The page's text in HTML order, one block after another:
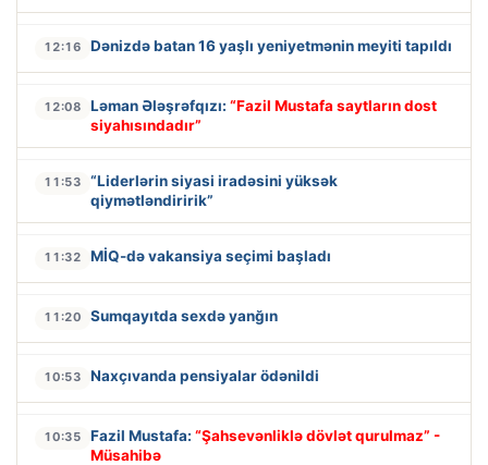
12:16 Dənizdə batan 16 yaşlı yeniyetmənin meyiti tapıldı
12:08 Ləman Ələşrəfqızı: “Fazil Mustafa saytların dost
siyahısındadır”
11:53
“Liderlərin siyasi iradəsini yüksək
qiymətləndiririk”
11:32 MİQ-də vakansiya seçimi başladı
11:20 Sumqayıtda sexdə yanğın
10:53 Naxçıvanda pensiyalar ödənildi
10:35 Fazil Mustafa: “Şahsevənliklə dövlət qurulmaz” -
Müsahibə